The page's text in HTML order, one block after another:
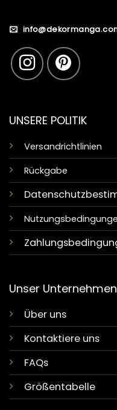
UNSERE POLITIK
Versandrichtlinien
Rückgabe
Unser Unternehmen
Über uns
Kontaktiere uns
FAQs
Größentabelle